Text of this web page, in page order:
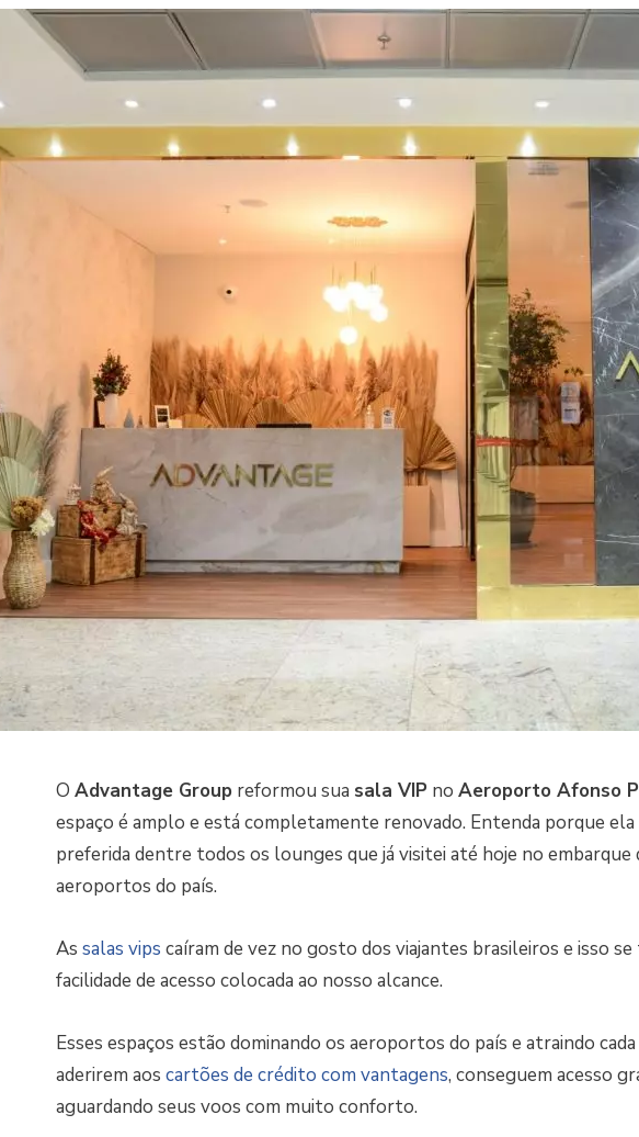
O Advantage Group reformou sua sala VIP no Aeroporto Afonso
espaço é amplo e está completamente renovado. Entenda porque
preferida dentre todos os lounges que já visitei até hoje no embarque
aeroportos do país.
As salas vips caíram de vez no gosto dos viajantes brasileiros e isso
facilidade de acesso colocada ao nosso alcance.
Esses espaços estão dominando os aeroportos do país e atraindo
aderirem aos cartões de crédito com vantagens, conseguem acesso
aguardando seus voos com muito conforto.